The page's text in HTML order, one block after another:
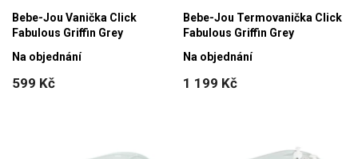
Bebe-Jou Vanička Click
Fabulous Griffin Grey
599 Kč
Na objednání
Bebe-Jou Termovanička Click
Fabulous Griffin Grey
1 199 Kč
Na objednání